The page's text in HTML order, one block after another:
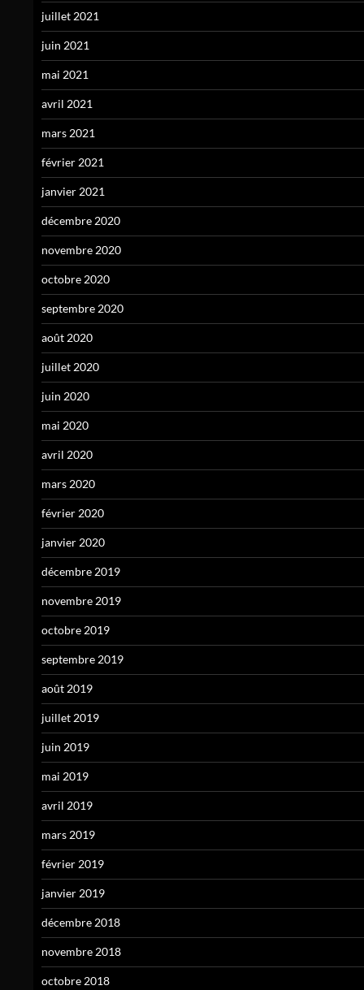
juillet 2021
juin 2021
mai 2021
avril 2021
mars 2021
février 2021
janvier 2021
décembre 2020
novembre 2020
octobre 2020
septembre 2020
août 2020
juillet 2020
juin 2020
mai 2020
avril 2020
mars 2020
février 2020
janvier 2020
décembre 2019
novembre 2019
octobre 2019
septembre 2019
août 2019
juillet 2019
juin 2019
mai 2019
avril 2019
mars 2019
février 2019
janvier 2019
décembre 2018
novembre 2018
octobre 2018